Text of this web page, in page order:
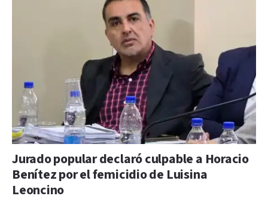
Jurado popular declaró culpable a Horacio
Benítez por el femicidio de Luisina
Leoncino